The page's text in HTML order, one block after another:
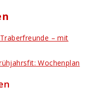
– mit
Wochenplan